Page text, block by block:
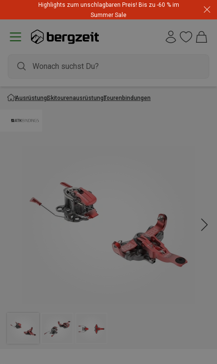
Highlights zum unschlagbaren Preis! Bis zu -60 % im
Summer Sale
AusrüstungSkitourenausrüstungTourenbindungen